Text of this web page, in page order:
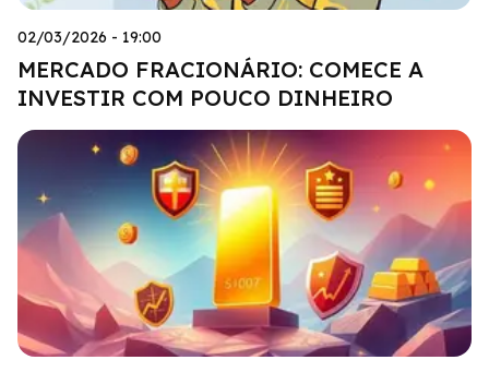
02/03/2026 - 19:00
MERCADO FRACIONÁRIO: COMECE A
INVESTIR COM POUCO DINHEIRO